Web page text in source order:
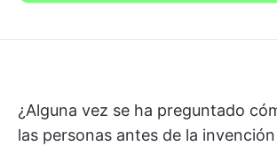
¿Alguna vez se ha preguntado
las personas antes de la